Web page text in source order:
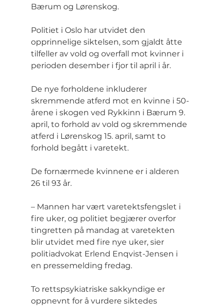
Bærum og Lørenskog.
Politiet i Oslo har utvidet den
opprinnelige siktelsen, som gjaldt åtte
tilfeller av vold og overfall mot kvinner i
perioden desember i fjor til april i år.
De nye forholdene inkluderer
skremmende atferd mot en kvinne i 50-
årene i skogen ved Rykkinn i Bærum 9.
april, to forhold av vold og skremmende
atferd i Lørenskog 15. april, samt to
forhold begått i varetekt.
De fornærmede kvinnene er i alderen
26 til 93 år.
– Mannen har vært varetektsfengslet i
fire uker, og politiet begjærer overfor
tingretten på mandag at varetekten
blir utvidet med fire nye uker, sier
politiadvokat Erlend Enqvist-Jensen i
en pressemelding fredag.
To rettspsykiatriske sakkyndige er
oppnevnt for å vurdere siktedes